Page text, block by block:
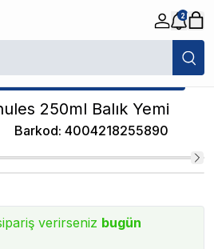
2
Tetra yetkili satıcısıdır.
250ml Balık Yemi
Barkod: 4004218255890
verirseniz bugün